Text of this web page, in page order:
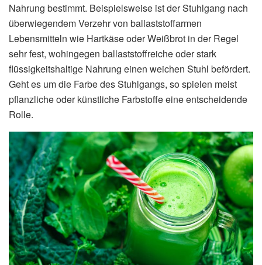
Nahrung bestimmt. Beispielsweise ist der Stuhlgang nach
überwiegendem Verzehr von ballaststoffarmen
Lebensmitteln wie Hartkäse oder Weißbrot in der Regel
sehr fest, wohingegen ballaststoffreiche oder stark
flüssigkeitshaltige Nahrung einen weichen Stuhl befördert.
Geht es um die Farbe des Stuhlgangs, so spielen meist
pflanzliche oder künstliche Farbstoffe eine entscheidende
Rolle.